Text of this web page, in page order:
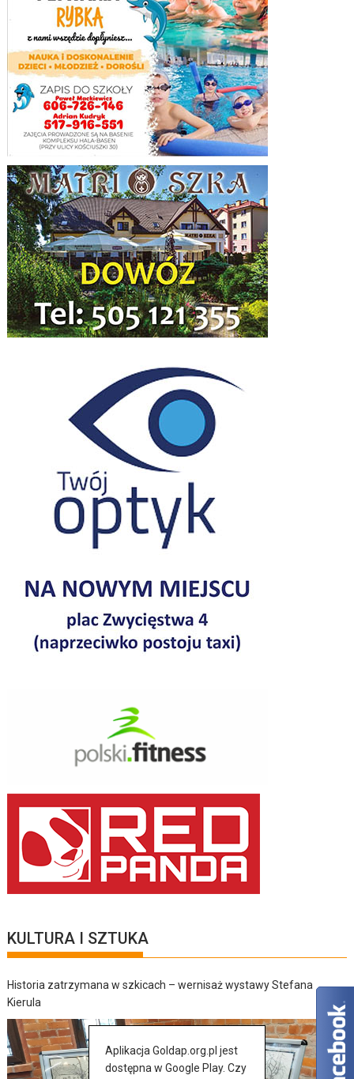
KULTURA I SZTUKA
Historia zatrzymana w szkicach – wernisaż wystawy Stefana
Kierula
Aplikacja Goldap.org.pl jest
dostępna w Google Play. Czy